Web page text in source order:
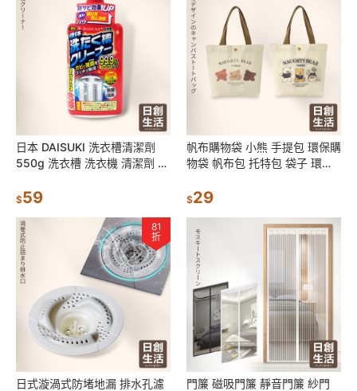
日本 DAISUKI 洗衣槽清潔劑
550g 洗衣槽 洗衣機 清潔劑 洗
$59
帆布購物袋 小熊 手提包 環保購
物袋 帆布包 托特包 袋子 環保
提袋
$29
81
折
日式漩渦式防堵地漏 排水孔濾
門簾 磁吸門簾 靜音門簾 紗門